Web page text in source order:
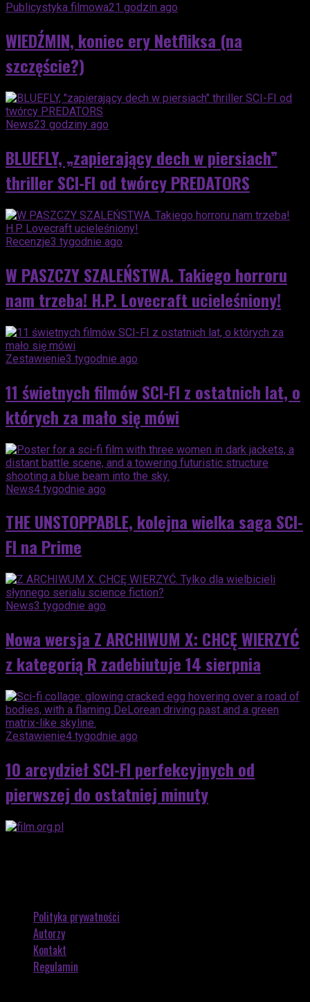
Publicystyka filmowa21 godzin ago
WIEDŹMIN, koniec ery Netfliksa (na
szczęście?)
News23 godziny ago
BLUEFLY, „zapierający dech w piersiach”
thriller SCI-FI od twórcy PREDATORS
Recenzje3 tygodnie ago
W PASZCZY SZALEŃSTWA. Takiego horroru
nam trzeba! H.P. Lovecraft ucieleśniony!
Zestawienie3 tygodnie ago
11 świetnych filmów SCI-FI z ostatnich lat, o
których za mało się mówi
News4 tygodnie ago
THE UNSTOPPABLE, kolejna wielka saga SCI-
FI na Prime
News3 tygodnie ago
Nowa wersja Z ARCHIWUM X: CHCĘ WIERZYĆ
z kategorią R zadebiutuje 14 sierpnia
Zestawienie4 tygodnie ago
10 arcydzieł SCI-FI perfekcyjnych od
pierwszej do ostatniej minuty
Polityka prywatności
Autorzy
Kontakt
Regulamin